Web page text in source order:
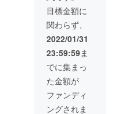
トート
で
す。）
目標金額に
関わらず、
2022/01/31
23:59:59ま
でに集まっ
た金額が
ファンディ
ングされま